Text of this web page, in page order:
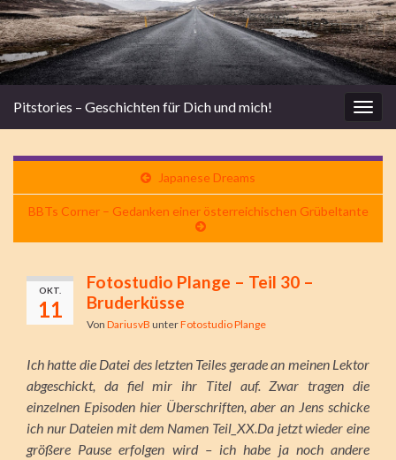
Pitstories – Geschichten für Dich und mich!
Japanese Dreams
BBTs Corner – Gedanken einer österreichischen Grübeltante
OKT.
11
Fotostudio Plange – Teil 30 –
Bruderküsse
Von DariusvB unterFotostudio Plange
Ich hatte die Datei des letzten Teiles gerade an meinen Lektor
abgeschickt, da fiel mir ihr Titel auf. Zwar tragen die
einzelnen Episoden hier Überschriften, aber an Jens schicke
ich nur Dateien mit dem Namen Teil_XX.Da jetzt wieder eine
größere Pause erfolgen wird – ich habe ja noch andere